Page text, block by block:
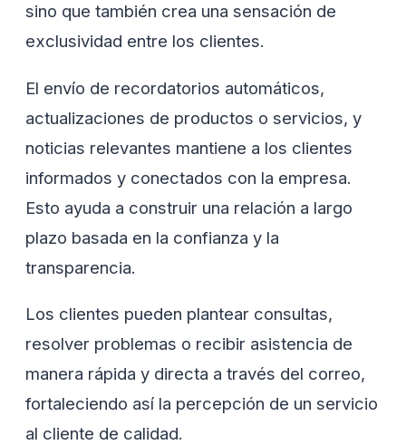
sino que también crea una sensación de
exclusividad entre los clientes.
El envío de recordatorios automáticos,
actualizaciones de productos o servicios, y
noticias relevantes mantiene a los clientes
informados y conectados con la empresa.
Esto ayuda a construir una relación a largo
plazo basada en la confianza y la
transparencia.
Los clientes pueden plantear consultas,
resolver problemas o recibir asistencia de
manera rápida y directa a través del correo,
fortaleciendo así la percepción de un servicio
al cliente de calidad.